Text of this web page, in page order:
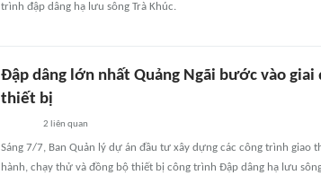
trình đập dâng hạ lưu sông Trà Khúc.
Đập dâng lớn nhất Quảng Ngãi bước vào
thiết bị
2 liên quan
Sáng 7/7, Ban Quản lý dự án đầu tư xây dựng các công trình giao
hành, chạy thử và đồng bộ thiết bị công trình Đập dâng hạ lưu